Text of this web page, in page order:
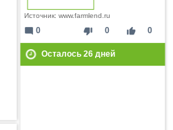
Источник: www.farmlend.ru
thumb_down 0 thumb_up 0
mode_comment 0
Осталось 26дней